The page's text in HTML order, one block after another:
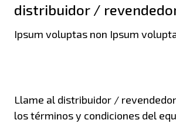
distribuidor /
Ipsum voluptas non Ipsum
Llame al distribuidor /
los términos y condiciones del